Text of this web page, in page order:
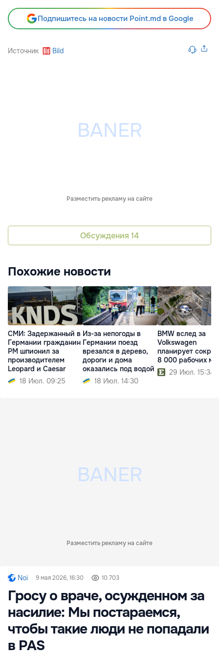
Подпишитесь на новости Point.md в Google
Источник Bild
Разместить рекламу на сайте
Обсуждения 14
Похожие новости
СМИ: Задержанный в
Германии гражданин
РМ шпионил за
производителем
Leopard и Caesar
18 Июл. 09:25
Из-за непогоды в
Германии поезд
врезался в дерево,
дороги и дома
оказались под водой
18 Июл. 14:30
BMW вслед за
Volkswagen
планирует
8 000 рабочих
29 Июл. 15:34
Разместить рекламу на сайте
Noi 9 мая 2026, 16:30 10 703
Гросу о враче, осужденном за
насилие: Мы постараемся,
чтобы такие люди не попадали
в PAS